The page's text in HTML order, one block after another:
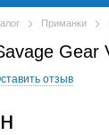
Приманки
Gear
отзыв